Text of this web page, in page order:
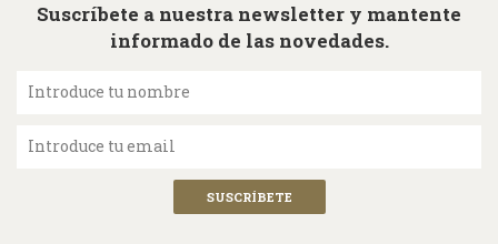
Suscríbete a nuestra newsletter y mantente
informado de las novedades.
Introduce tu nombre
Introduce tu email